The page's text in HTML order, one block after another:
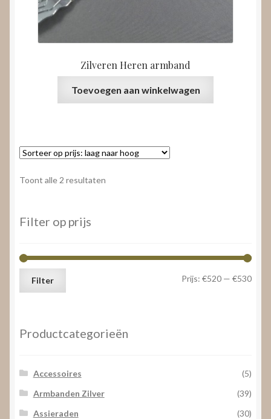
Zilveren Heren armband
Toevoegen aan winkelwagen
Toont alle 2 resultaten
Filter op prijs
Min.
Max.
Filter Prijs: €520 — €530
Productcategorieën
Accessoires
(5)
Armbanden Zilver
(39)
Assieraden
(30)